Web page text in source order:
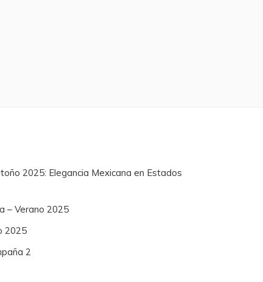
2025: Elegancia Mexicana en Estados
– Verano 2025
2025
2